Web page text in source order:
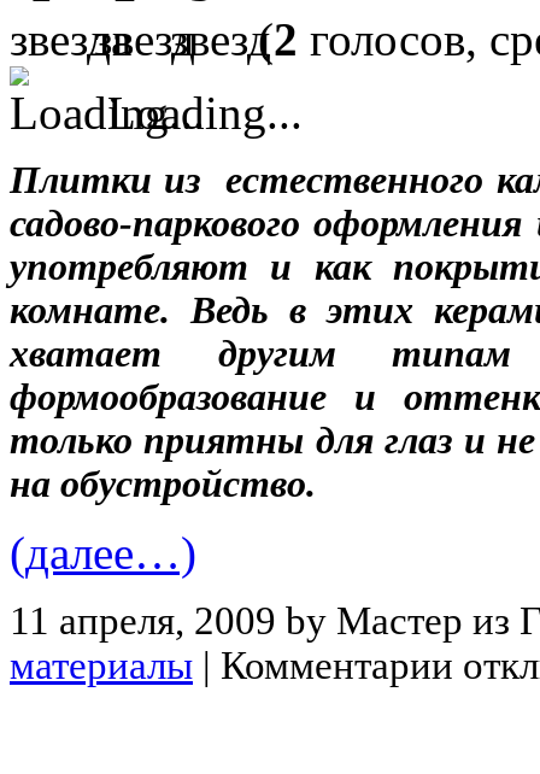
(2 голосов,
Loading...
Плитки из естественного
садово-паркового
употребляют и как
комнате. Ведь в этих
хватает другим
формообразование и
только приятны для глаз и
на обустройство.
(далее…)
11 апреля, 2009 by Мастер из
материалы | Комментарии